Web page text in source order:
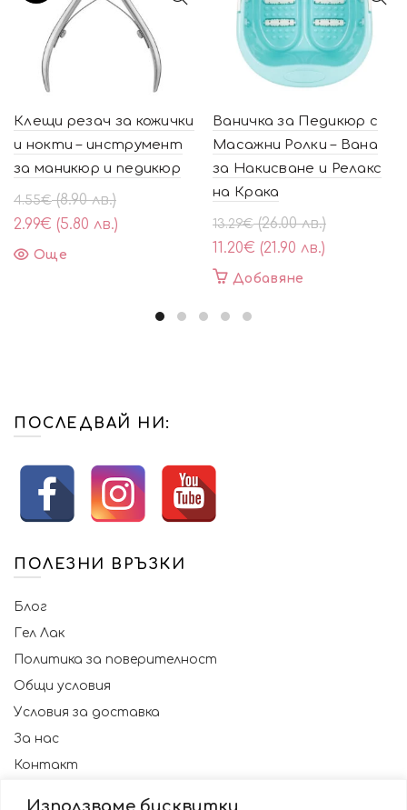
Използваме бисквитки
Клещи резач за кожички
и нокти – инструмент
за маникюр и педикюр
4.55€ (8.90 лв.)
Original
price
was:
2.99€ (5.80 лв.)
Текущата
цена
е:
Още
Ваничка за Педикюр с
Масажни Ролки – Вана
за Накисване и Релакс
на Крака
13.29€ (26.00 лв.)
Original
price
was:
13.29€
(26.00
11.20€ (21.90 лв.)
Текущата
цена
е:
11.20€
(21.90
Добавяне
ПОСЛЕДВАЙ НИ:
ПОЛЕЗНИ ВРЪЗКИ
Блог
Гел Лак
Политика за поверителност
Общи условия
Условия за доставка
За нас
Контакт